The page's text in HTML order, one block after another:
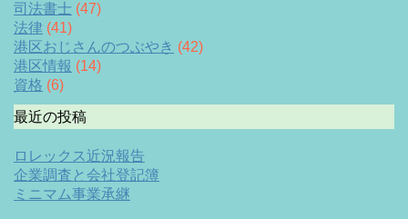
司法書士 (47)
法律 (41)
港区おじさんのつぶやき (42)
港区情報 (14)
資格 (6)
最近の投稿
ロレックス近況報告
企業調査と会社登記簿
ミニマム事業承継